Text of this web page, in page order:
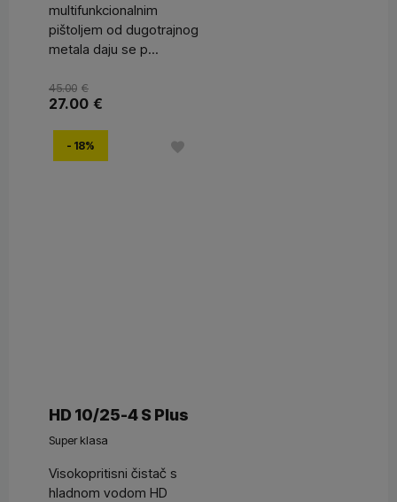
multifunkcionalnim
pištoljem od dugotrajnog
metala daju se p...
€
45.00
€
27.00
- 18%
HD 10/25-4 S Plus
Super klasa
Visokopritisni čistač s
hladnom vodom HD